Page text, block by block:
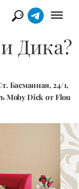
Дика?
Басманная, 24/1,
Moby Dick от Flou